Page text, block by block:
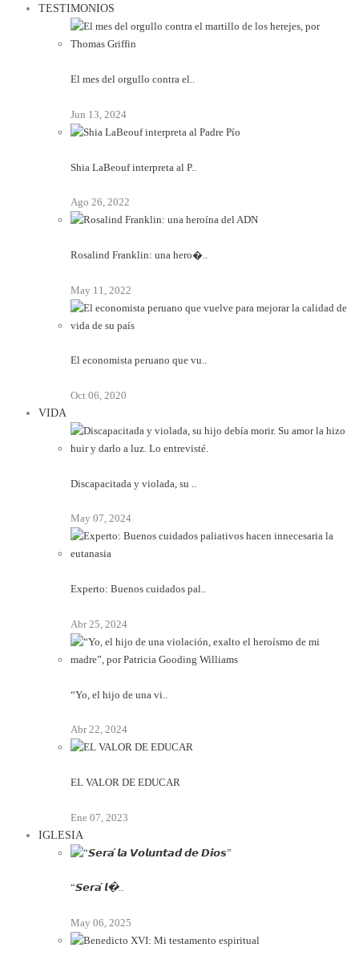
TESTIMONIOS
El mes del orgullo contra el..
Jun 13, 2024
Shia LaBeouf interpreta al P..
Ago 26, 2022
Rosalind Franklin: una hero�..
May 11, 2022
El economista peruano que vu..
Oct 06, 2020
VIDA
Discapacitada y violada, su ..
May 07, 2024
Experto: Buenos cuidados pal..
Abr 25, 2024
“Yo, el hijo de una vi..
Abr 22, 2024
EL VALOR DE EDUCAR
Ene 07, 2023
IGLESIA
“𝙎𝙚𝙧𝙖́ 𝙡�..
May 06, 2025